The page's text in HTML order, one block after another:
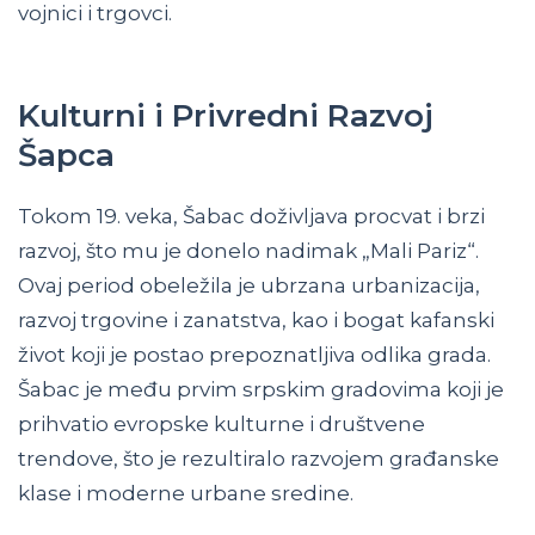
vojnici i trgovci.
Kulturni i Privredni Razvoj
Šapca
Tokom 19. veka, Šabac doživljava procvat i brzi
razvoj, što mu je donelo nadimak „Mali Pariz“.
Ovaj period obeležila je ubrzana urbanizacija,
razvoj trgovine i zanatstva, kao i bogat kafanski
život koji je postao prepoznatljiva odlika grada.
Šabac je među prvim srpskim gradovima koji je
prihvatio evropske kulturne i društvene
trendove, što je rezultiralo razvojem građanske
klase i moderne urbane sredine.